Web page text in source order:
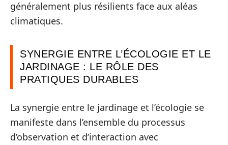
généralement plus résilients face aux aléas
climatiques.
SYNERGIE ENTRE L’ÉCOLOGIE ET LE
JARDINAGE : LE RÔLE DES
PRATIQUES DURABLES
La synergie entre le jardinage et l’écologie se
manifeste dans l’ensemble du processus
d’observation et d’interaction avec